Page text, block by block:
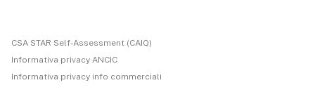
CSA STAR Self-Assessment (CAIQ)
Informativa privacy ANCIC
Informativa privacy info commerciali